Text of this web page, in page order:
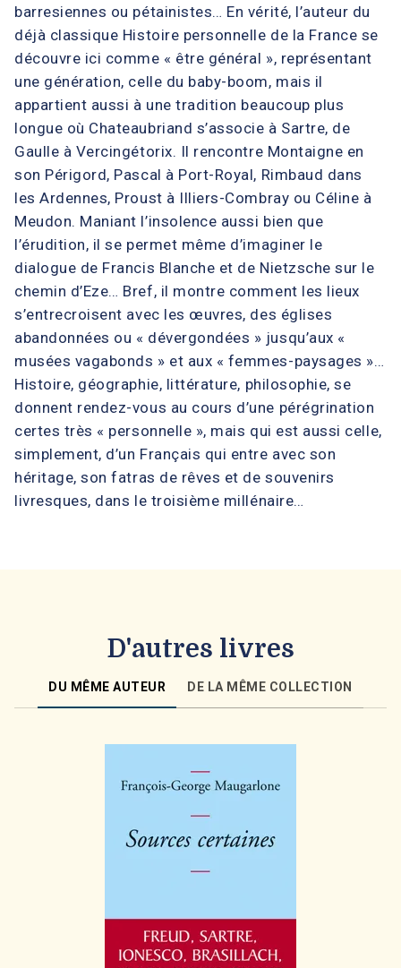
barresiennes ou pétainistes… En vérité, l’auteur du
déjà classique Histoire personnelle de la France se
découvre ici comme « être général », représentant
une génération, celle du baby-boom, mais il
appartient aussi à une tradition beaucoup plus
longue où Chateaubriand s’associe à Sartre, de
Gaulle à Vercingétorix. Il rencontre Montaigne en
son Périgord, Pascal à Port-Royal, Rimbaud dans
les Ardennes, Proust à Illiers-Combray ou Céline à
Meudon. Maniant l’insolence aussi bien que
l’érudition, il se permet même d’imaginer le
dialogue de Francis Blanche et de Nietzsche sur le
chemin d’Eze… Bref, il montre comment les lieux
s’entrecroisent avec les œuvres, des églises
abandonnées ou « dévergondées » jusqu’aux «
musées vagabonds » et aux « femmes-paysages »…
Histoire, géographie, littérature, philosophie, se
donnent rendez-vous au cours d’une pérégrination
certes très « personnelle », mais qui est aussi celle,
simplement, d’un Français qui entre avec son
héritage, son fatras de rêves et de souvenirs
livresques, dans le troisième millénaire…
D'autres livres
DU MÊME AUTEUR DE LA MÊME COLLECTION